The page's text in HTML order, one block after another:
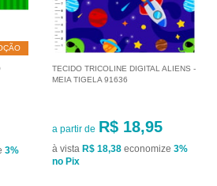
3%
TECIDO TRICOLINE DIGITAL ALIENS -
MEIA TIGELA 91636
a partir de R$ 18,95
à vista R$ 18,38 economize 3%
no Pix